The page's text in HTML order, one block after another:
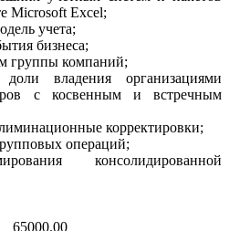
Microsoft Excel;
учета;
бизнеса;
группы компаний;
владения организациями
с косвенным и встречным
корректировки;
операций;
консолидированной
65000.00